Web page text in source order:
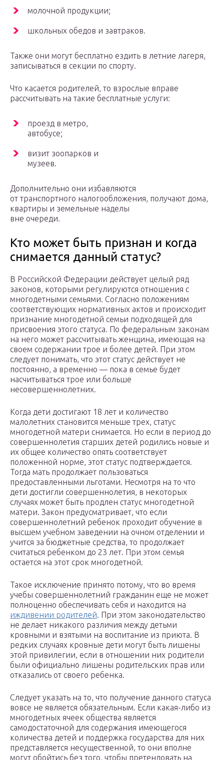
молочной продукции;
школьных обедов и завтраков.
Также они могут бесплатно ездить в летние лагеря,
записываться в секции по спорту.
Что касается родителей, то взрослые вправе
рассчитывать на такие бесплатные услуги:
проезд в метро,
автобусе;
визит зоопарков и
музеев.
Дополнительно они избавляются
от транспортного налогообложения, получают дома,
квартиры и земельные наделы
вне очереди.
Кто может быть признан и когда
снимается данный статус?
В Российской Федерации действует целый ряд
законов, которыми регулируются отношения с
многодетными семьями. Согласно положениям
соответствующих нормативных актов и происходит
признание многодетной семьи подходящей для
присвоения этого статуса. По федеральным законам
на него может рассчитывать женщина, имеющая на
своем содержании трое и более детей. При этом
следует понимать, что этот статус действует не
постоянно, а временно — пока в семье будет
насчитываться трое или больше
несовершеннолетних.
Когда дети достигают 18 лет и количество
малолетних становится меньше трех, статус
многодетной матери снимается. Но если в период до
совершеннолетия старших детей родились новые и
их общее количество опять соответствует
положенной норме, этот статус подтверждается.
Тогда мать продолжает пользоваться
предоставленными льготами. Несмотря на то что
дети достигли совершеннолетия, в некоторых
случаях может быть продлен статус многодетной
матери. Закон предусматривает, что если
совершеннолетний ребенок проходит обучение в
высшем учебном заведении на очном отделении и
учится за бюджетные средства, то продолжает
считаться ребенком до 23 лет. При этом семья
остается на этот срок многодетной.
Такое исключение принято потому, что во время
учебы совершеннолетний гражданин еще не может
полноценно обеспечивать себя и находится на
иждивении родителей. При этом законодательство
не делает никакого различия между детьми
кровными и взятыми на воспитание из приюта. В
редких случаях кровные дети могут быть лишены
этой привилегии, если в отношении них родители
были официально лишены родительских прав или
отказались от своего ребенка.
Следует указать на то, что получение данного статуса
вовсе не является обязательным. Если какая-либо из
многодетных ячеек общества является
самодостаточной для содержания имеющегося
количества детей и поддержка государства для них
представляется несущественной, то они вполне
могут обойтись без того, чтобы претендовать на